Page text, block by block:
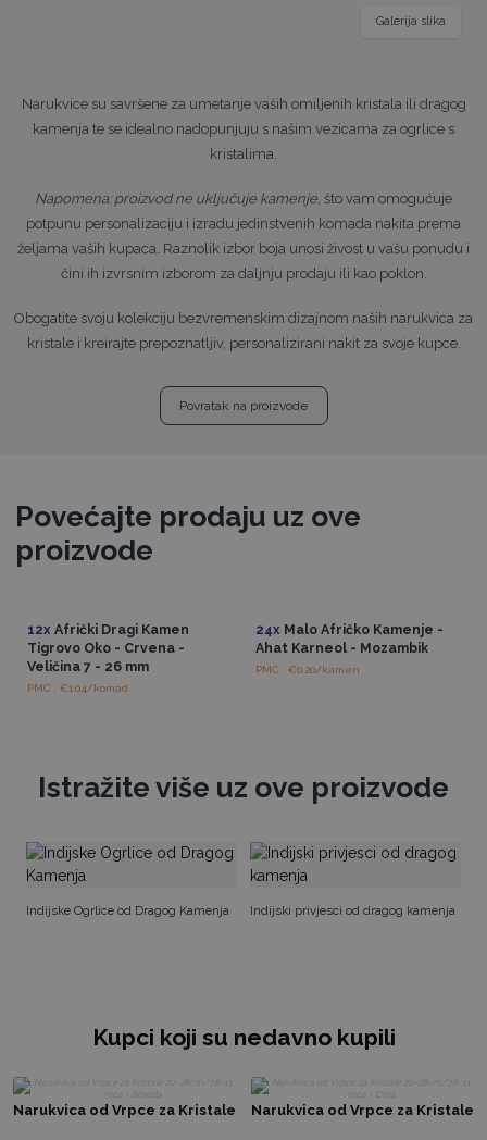
Narukvice su savršene za umetanje vaših omiljenih kristala ili dragog
kamenja te se idealno nadopunjuju s našim vezicama za ogrlice s
kristalima.
Napomena: proizvod ne uključuje kamenje , što vam omogućuje
potpunu personalizaciju i izradu jedinstvenih komada nakita prema
željama vaših kupaca. Raznolik izbor boja unosi živost u vašu ponudu i
čini ih izvrsnim izborom za daljnju prodaju ili kao poklon.
Obogatite svoju kolekciju bezvremenskim dizajnom naših narukvica za
kristale i kreirajte prepoznatljiv, personalizirani nakit za svoje kupce.
Povratak na proizvode
Galerija slika
Povećajte prodaju uz ove
proizvode
12x Afrički Dragi Kamen
Tigrovo Oko - Crvena -
Veličina 7 - 26 mm
PMC : €1.04/komad
24x Malo Afričko Kamenje -
Ahat Karneol - Mozambik
PMC : €0.20/kamen
Istražite više uz ove proizvode
Indijske Ogrlice od Dragog Kamenja Indijski privjesci od dragog kamenja
Kupci koji su nedavno kupili
Narukvica od Vrpce za Kristale
Narukvica od Vrpce za Kristale